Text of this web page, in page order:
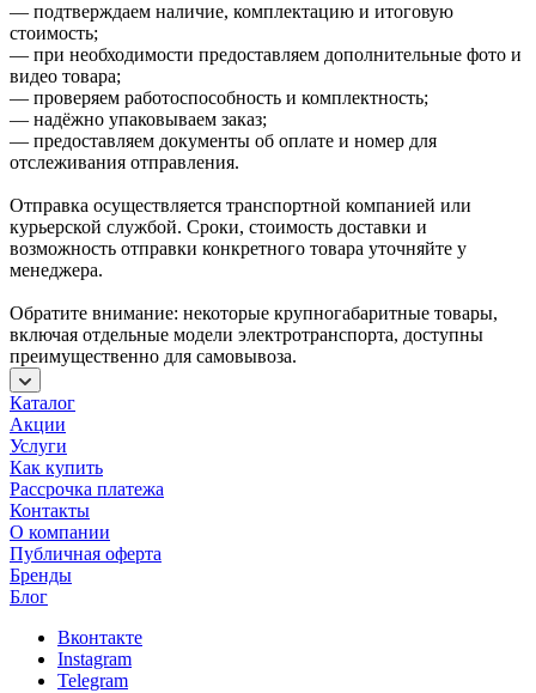
— подтверждаем наличие, комплектацию и итоговую
стоимость;
— при необходимости предоставляем дополнительные фото и
видео товара;
— проверяем работоспособность и комплектность;
— надёжно упаковываем заказ;
— предоставляем документы об оплате и номер для
отслеживания отправления.
Отправка осуществляется транспортной компанией или
курьерской службой. Сроки, стоимость доставки и
возможность отправки конкретного товара уточняйте у
менеджера.
Обратите внимание: некоторые крупногабаритные товары,
включая отдельные модели электротранспорта, доступны
преимущественно для самовывоза.
Каталог
Акции
Услуги
Как купить
Рассрочка платежа
Контакты
О компании
Публичная оферта
Бренды
Блог
Вконтакте
Instagram
Telegram